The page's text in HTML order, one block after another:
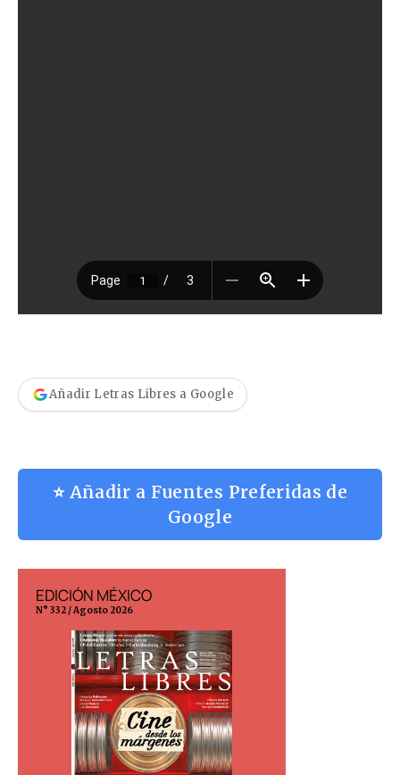
Añadir Letras Libres a Google
⭐ Añadir a Fuentes Preferidas de
Google
EDICIÓN MÉXICO
N° 332 / Agosto 2026